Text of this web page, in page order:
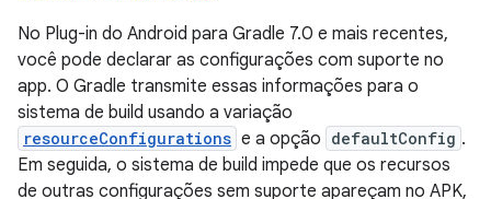
No Plug-in do Android para Gradle 7.0 e mais recentes,
você pode declarar as configurações com suporte no
app. O Gradle transmite essas informações para o
sistema de build usando a variação
resourceConfigurations e a opção defaultConfig .
Em seguida, o sistema de build impede que os recursos
de outras configurações sem suporte apareçam no APK,